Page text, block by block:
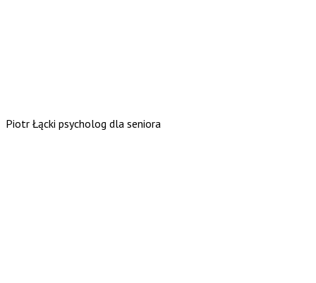
Piotr Łącki psycholog dla seniora